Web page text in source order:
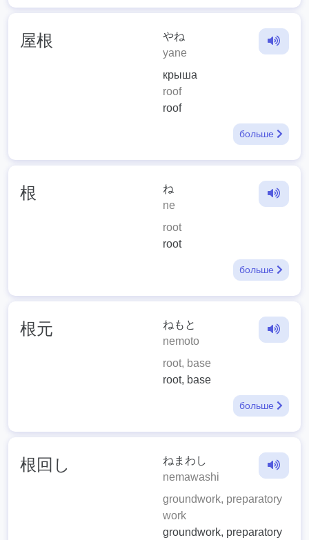
屋根
やね
yane
крыша
roof
roof
больше
根
ね
ne
root
root
больше
根元
ねもと
nemoto
root, base
root, base
больше
根回し
ねまわし
nemawashi
groundwork, preparatory
work
groundwork, preparatory